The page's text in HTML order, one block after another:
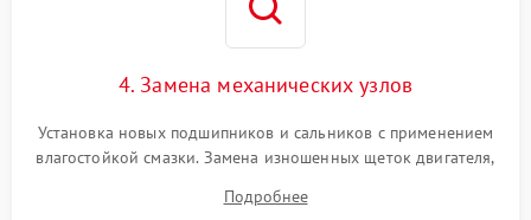
4. Замена механических узлов
Установка новых подшипников и сальников с применением
влагостойкой смазки. Замена изношенных щеток двигателя,
или поврежденной резиновой манжеты.
Подробнее